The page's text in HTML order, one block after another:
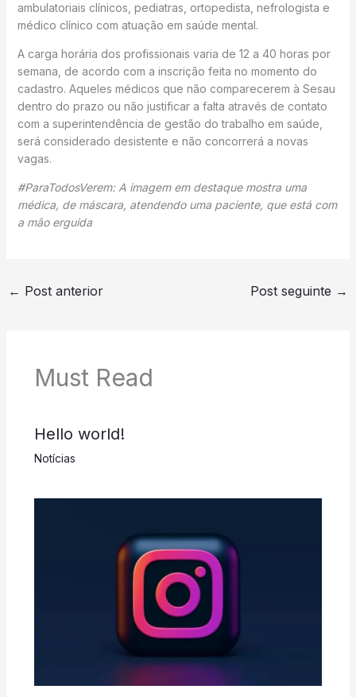
ambulatoriais clínicos, pediatras, ortopedista, nefrologista e
médico clínico com atuação em saúde mental.
A carga horária dos profissionais varia de 12 a 40 horas por
semana, de acordo com a inscrição feita no momento do
cadastro. Aqueles médicos que não comparecerem à Sesau
dentro do prazo ou não justificar a falta através de contato
com a superintendência de gestão do trabalho em saúde,
será considerado desistente e não concorrerá a novas
vagas.
#ParaTodosVerem: A imagem em destaque mostra uma
médica, de máscara, atendendo uma paciente, que está com
a mão erguida
← Post anterior Post seguinte →
Must Read
Hello world!
Notícias